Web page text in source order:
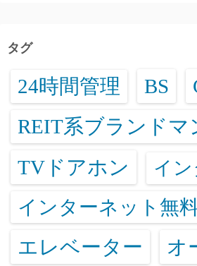
タグ
24時間管理 BS
REIT系ブランドマ
TVドアホン イン
インターネット無
エレベーター オ